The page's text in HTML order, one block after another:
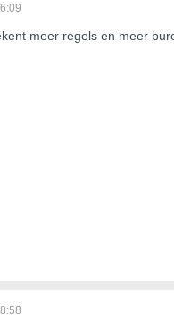
meer regels en meer